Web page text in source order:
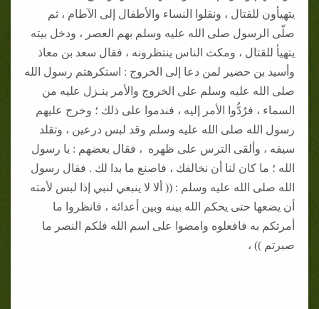
يتهيأون للقتال ، ونقلوا النساء والأطفال إلى الآطام ، ثم
صلّى الرسول صلى الله عليه وسلم بهم العصر ، ودخل بيته
يتهيأ للقتال ، ومكث الناس ينتظرونه ، فقال سعد بن معاذ
وأسيد بن حضير لمن دعا إلى الخروج : استكرهتم رسول الله
صلى الله عليه وسلم على الخروج والأمر ينـزل عليه من
السماء ، فرُدُّوا الأمر إليه ، فندموا على ذلك ؛ وخرج عليهم
رسول الله صلى الله عليه وسلم وقد لبس درعين ، وتقلد
سيفه ، وألقى الترس على ظهره ، فقال بعضهم : يا رسول
الله ؛ ما كان لنا أن نخالفك ، فاصنع ما بدا لك . فقال رسول
الله صلى الله عليه وسلم : (( ألا لا ينبغي لنبي إذا لبس لأمته
أن يضعها حتى يحكم الله بينه وبين أعدائه ، فانظروا ما
أمرتكم به فافعلوه وامضوا على اسم الله فلكم النصر ما
صبرتم )) ،